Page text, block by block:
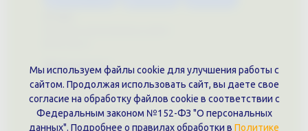
Документы
Политика обработки персональных данных
Публичная оферта
Контакты филиала
г. Краснодар, ул. Шоссе Нефтяников, 28, оф. 51
Мы используем файлы cookie для улучшения работы с
сайтом. Продолжая использовать сайт, вы даете свое
согласие на обработку файлов cookie в соответствии с
Федеральным законом №152-ФЗ "О персональных
данных". Подробнее о правилах обработки в Политике